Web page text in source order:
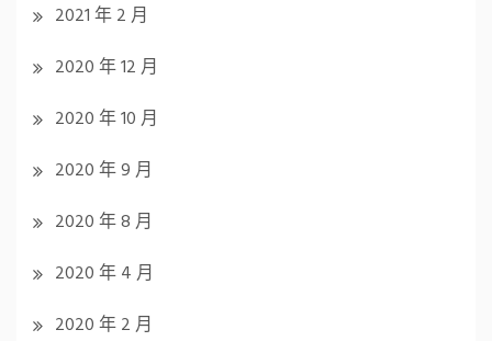
2021 年 2 月
2020 年 12 月
2020 年 10 月
2020 年 9 月
2020 年 8 月
2020 年 4 月
2020 年 2 月